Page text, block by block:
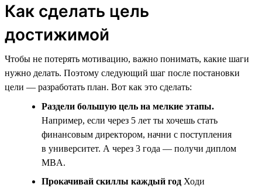
Как сделать цель
достижимой
Чтобы не потерять мотивацию, важно понимать, какие шаги
нужно делать. Поэтому следующий шаг после постановки
цели — разработать план. Вот как это сделать:
Раздели большую цель на мелкие этапы.
Например, если через 5 лет ты хочешь стать
финансовым директором, начни с поступления
в университет. А через 3 года — получи диплом
MBA.
Прокачивай скиллы каждый год Ходи